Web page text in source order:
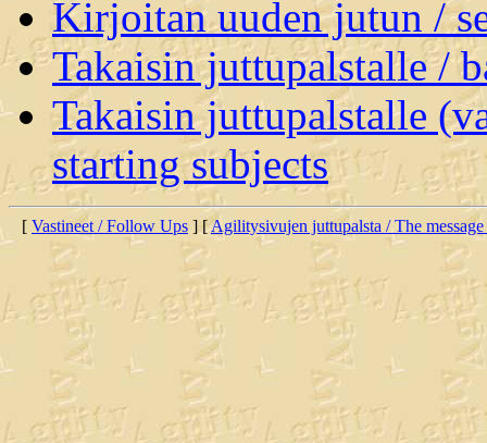
Kirjoitan uuden jutun /
Takaisin juttupalstalle /
Takaisin juttupalstalle
starting subjects
[ Vastineet / Follow Ups ] [Agilitysivujen juttupalsta / The